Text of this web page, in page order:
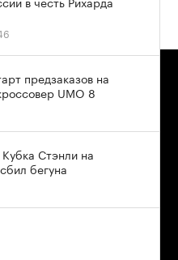
предзаказов на
UMO 8
Стэнли на
бегуна